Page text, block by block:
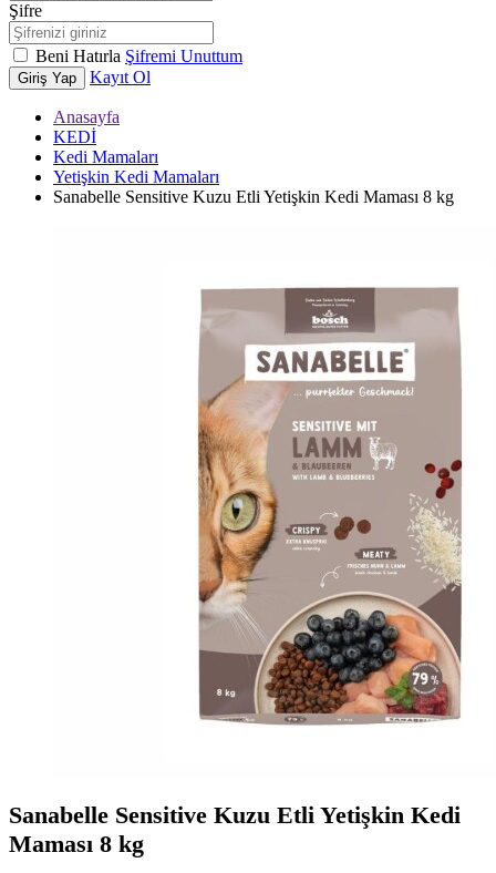
Şifre
Beni Hatırla Şifremi Unuttum
Giriş Yap Kayıt Ol
Anasayfa
KEDİ
Kedi Mamaları
Yetişkin Kedi Mamaları
Sanabelle Sensitive Kuzu Etli Yetişkin Kedi Maması 8 kg
Sanabelle Sensitive Kuzu Etli Yetişkin Kedi
Maması 8 kg